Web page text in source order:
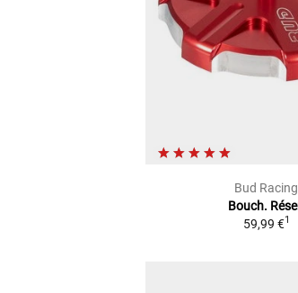
Bud Racing
Bouch.
59,99 €1